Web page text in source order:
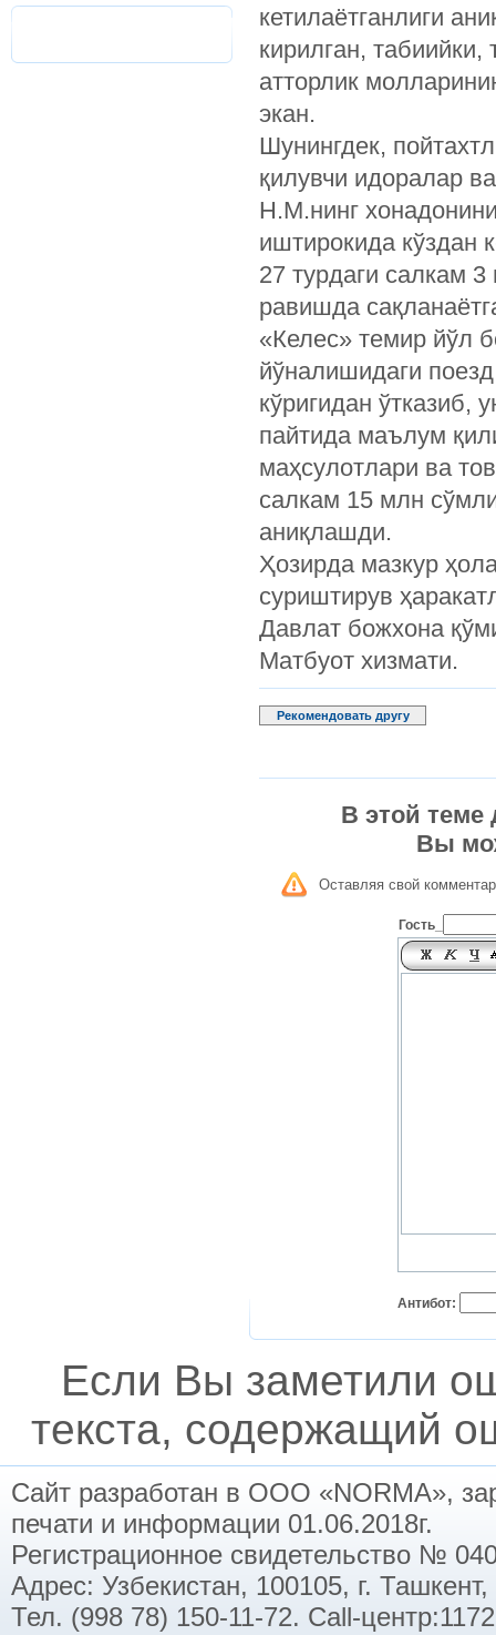
кетилаётганлиги
кирилган,
атторлик
экан.
Шунингдек,
қилувчи идоралар
Н.М.нинг
иштирокида кўздан
27 турдаги салкам
равишда
«Келес» темир йўл
йўналишидаги
кўригидан ўтказиб,
пайтида маълум
маҳсулотлари ва
салкам 15 млн
аниқлашди.
Ҳозирда мазкур
суриштирув
Давлат божхона
Матбуот хизмати.
Рекомендовать другу
В этой теме
Вы
Оставляя свой
Гость_
Антибот:
Если Вы заметили
текста, содержащий
Сайт разработан в ООО «NORMA»,
печати и информации 01.06.2018г.
Регистрационное свидетельство №
Адрес: Узбекистан, 100105, г.
Тел. (998 78) 150-11-72. Call-